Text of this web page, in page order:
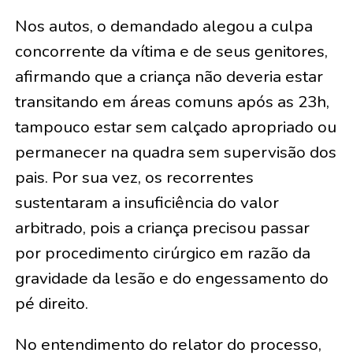
Nos autos, o demandado alegou a culpa
concorrente da vítima e de seus genitores,
afirmando que a criança não deveria estar
transitando em áreas comuns após as 23h,
tampouco estar sem calçado apropriado ou
permanecer na quadra sem supervisão dos
pais. Por sua vez, os recorrentes
sustentaram a insuficiência do valor
arbitrado, pois a criança precisou passar
por procedimento cirúrgico em razão da
gravidade da lesão e do engessamento do
pé direito.
No entendimento do relator do processo,